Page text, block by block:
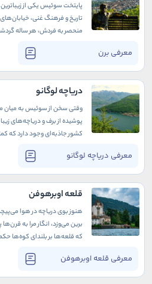
معرفی برن
پایتخت سوئیس یکی از
تاریخ و فرهنگ غنی،
منحصر به فردش، هر ساله
و تجربه‌ای از معماری
به بازدیدکنندگان ارائه می‌دهد.
دریاچه لوگانو
معرفی دریاچه لوگانو
وقتی سخن از سوئیس به میان
پوشیده از برف و دریاچه‌های
کشور جاذبه‌ای وجود دارد که
همچون نقاشی‌ای طبیعی به نظر
نشان دهیم چرا دریاچه لوگانو
آرامش‌بخش و دل‌انگیز است.
قلعه اوبرهوفن
معرفی قلعه اوبرهوفن
هنوز بوی دریاچه در هوا
برین می‌وزد، انگار مرا به
که قلعه‌ها بر بلندای کوه‌ها
استوار و خاموش، همچون
ساحل دریاچه ایستاده است،